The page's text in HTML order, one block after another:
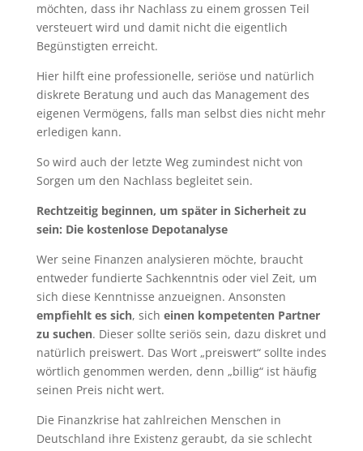
möchten, dass ihr Nachlass zu einem grossen Teil
versteuert wird und damit nicht die eigentlich
Begünstigten erreicht.
Hier hilft eine professionelle, seriöse und natürlich
diskrete Beratung und auch das Management des
eigenen Vermögens, falls man selbst dies nicht mehr
erledigen kann.
So wird auch der letzte Weg zumindest nicht von
Sorgen um den Nachlass begleitet sein.
Rechtzeitig beginnen, um später in Sicherheit zu
sein: Die kostenlose Depotanalyse
Wer seine Finanzen analysieren möchte, braucht
entweder fundierte Sachkenntnis oder viel Zeit, um
sich diese Kenntnisse anzueignen. Ansonsten
empfiehlt es sich, sich einen kompetenten Partner
zu suchen. Dieser sollte seriös sein, dazu diskret und
natürlich preiswert. Das Wort „preiswert“ sollte indes
wörtlich genommen werden, denn „billig“ ist häufig
seinen Preis nicht wert.
Die Finanzkrise hat zahlreichen Menschen in
Deutschland ihre Existenz geraubt, da sie schlecht